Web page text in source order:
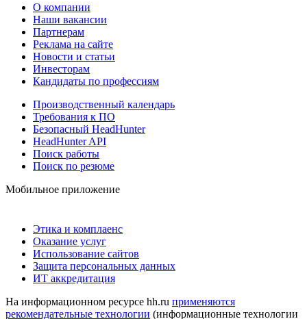
О компании
Наши вакансии
Партнерам
Реклама на сайте
Новости и статьи
Инвесторам
Кандидаты по профессиям
Производственный календарь
Требования к ПО
Безопасный HeadHunter
HeadHunter API
Поиск работы
Поиск по резюме
Мобильное приложение
Этика и комплаенс
Оказание услуг
Использование сайтов
Защита персональных данных
ИТ аккредитация
На информационном ресурсе hh.ru применяются
рекомендательные технологии (информационные технологии